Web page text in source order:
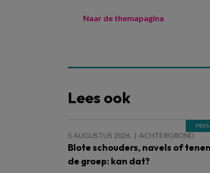
Naar de themapagina
Lees ook
5 AUGUSTUS 2026 ACHTERGROND
Blote schouders, navels of
de groep: kan dat?